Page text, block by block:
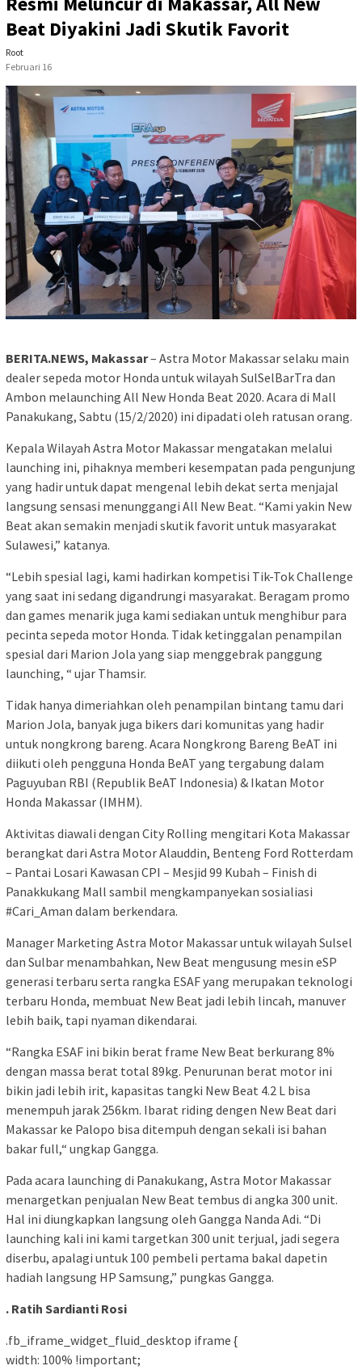
Beat Diyakini Jadi Skutik Favorit
Root
Februari 16
BERITA.NEWS, Makassar– Astra Motor Makassar selaku main
dealer sepeda motor Honda untuk wilayah SulSelBarTra dan
Ambon melaunching All New Honda Beat 2020. Acara di Mall
Panakukang, Sabtu (15/2/2020) ini dipadati oleh ratusan orang.
Kepala Wilayah Astra Motor Makassar mengatakan melalui
launching ini, pihaknya memberi kesempatan pada pengunjung
yang hadir untuk dapat mengenal lebih dekat serta menjajal
langsung sensasi menunggangi All New Beat. “Kami yakin New
Beat akan semakin menjadi skutik favorit untuk masyarakat
Sulawesi,” katanya.
“Lebih spesial lagi, kami hadirkan kompetisi Tik-Tok Challenge
yang saat ini sedang digandrungi masyarakat. Beragam promo
dan games menarik juga kami sediakan untuk menghibur para
pecinta sepeda motor Honda. Tidak ketinggalan penampilan
spesial dari Marion Jola yang siap menggebrak panggung
launching, “ ujar Thamsir.
Tidak hanya dimeriahkan oleh penampilan bintang tamu dari
Marion Jola, banyak juga bikers dari komunitas yang hadir
untuk nongkrong bareng. Acara Nongkrong Bareng BeAT ini
diikuti oleh pengguna Honda BeAT yang tergabung dalam
Paguyuban RBI (Republik BeAT Indonesia) & Ikatan Motor
Honda Makassar (IMHM).
Aktivitas diawali dengan City Rolling mengitari Kota Makassar
berangkat dari Astra Motor Alauddin, Benteng Ford Rotterdam
– Pantai Losari Kawasan CPI – Mesjid 99 Kubah – Finish di
Panakkukang Mall sambil mengkampanyekan sosialiasi
#Cari_Aman dalam berkendara.
Manager Marketing Astra Motor Makassar untuk wilayah Sulsel
dan Sulbar menambahkan, New Beat mengusung mesin eSP
generasi terbaru serta rangka ESAF yang merupakan teknologi
terbaru Honda, membuat New Beat jadi lebih lincah, manuver
lebih baik, tapi nyaman dikendarai.
“Rangka ESAF ini bikin berat frame New Beat berkurang 8%
dengan massa berat total 89kg. Penurunan berat motor ini
bikin jadi lebih irit, kapasitas tangki New Beat 4.2 L bisa
menempuh jarak 256km. Ibarat riding dengen New Beat dari
Makassar ke Palopo bisa ditempuh dengan sekali isi bahan
bakar full,“ ungkap Gangga.
Pada acara launching di Panakukang, Astra Motor Makassar
menargetkan penjualan New Beat tembus di angka 300 unit.
Hal ini diungkapkan langsung oleh Gangga Nanda Adi. “Di
launching kali ini kami targetkan 300 unit terjual, jadi segera
diserbu, apalagi untuk 100 pembeli pertama bakal dapetin
hadiah langsung HP Samsung,” pungkas Gangga.
. Ratih Sardianti Rosi
.fb_iframe_widget_fluid_desktop iframe {
width: 100% !important;